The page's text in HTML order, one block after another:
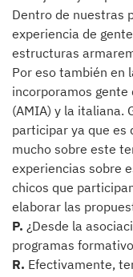
Dentro de nuestras
experiencia de
estructuras
Por eso también en
incorporamos
(AMIA) y la italiana.
participar ya que es
mucho sobre este
experiencias sobre
chicos que
elaborar las
P. ¿Desde la
programas
R. Efectivamente,